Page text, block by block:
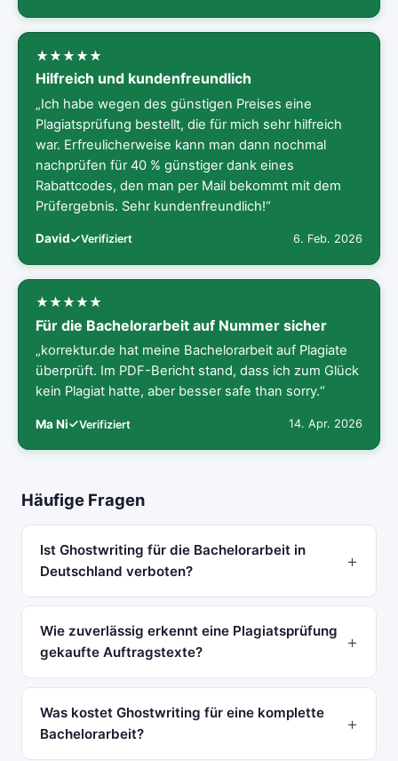
Hilfreich und kundenfreundlich
„Ich habe wegen des günstigen Preises eine
Plagiatsprüfung bestellt, die für mich sehr hilfreich
war. Erfreulicherweise kann man dann nochmal
nachprüfen für 40 % günstiger dank eines
Rabattcodes, den man per Mail bekommt mit dem
Prüfergebnis. Sehr kundenfreundlich!“
David Verifiziert 6. Feb. 2026
Für die Bachelorarbeit auf Nummer sicher
„korrektur.de hat meine Bachelorarbeit auf Plagiate
überprüft. Im PDF-Bericht stand, dass ich zum Glück
kein Plagiat hatte, aber besser safe than sorry.“
Ma Ni Verifiziert 14. Apr. 2026
Häufige Fragen
Ist Ghostwriting für die Bachelorarbeit in
Deutschland verboten?
Wie zuverlässig erkennt eine Plagiatsprüfung
gekaufte Auftragstexte?
Was kostet Ghostwriting für eine komplette
Bachelorarbeit?